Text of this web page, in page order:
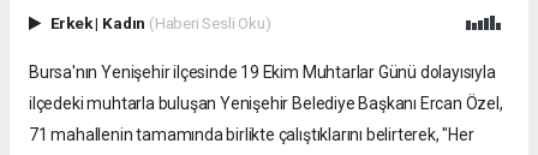
Erkek| Kadın (Haberi Sesli Oku)
Bursa'nın Yenişehir ilçesinde 19 Ekim Muhtarlar Günü dolayısıyla
ilçedeki muhtarla buluşan Yenişehir Belediye Başkanı Ercan Özel,
71 mahallenin tamamında birlikte çalıştıklarını belirterek, "Her